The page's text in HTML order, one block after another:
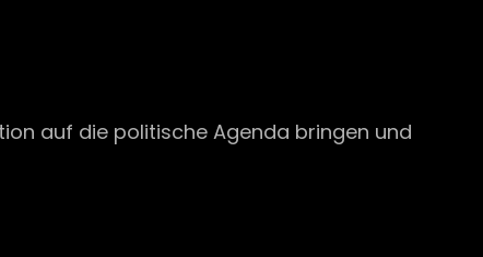
auf die politische Agenda bringen und